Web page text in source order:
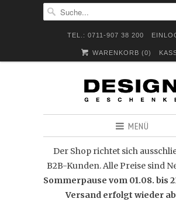
TEL.: 0711-907 38 200
WARENKORB (0)
MENÜ
Der Shop richtet sich
B2B-Kunden. Alle Preise sind
Sommerpause vom 01.08. bis
Versand erfolgt wieder